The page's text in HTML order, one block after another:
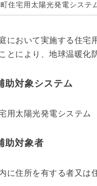
住宅用太陽光発電システ
において実施する住宅
とにより、地球温暖化
助対象システム
用太陽光発電システム
助対象者
に住所を有する者又は